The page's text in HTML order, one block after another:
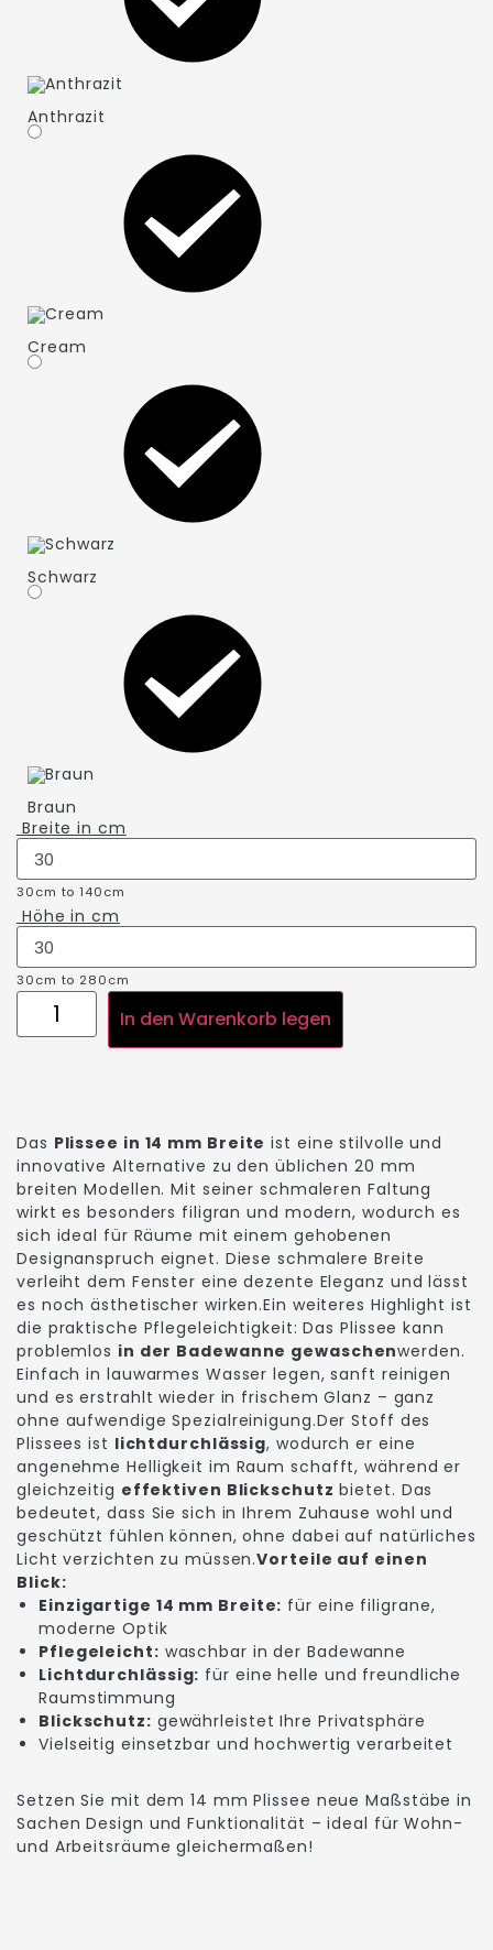
Anthrazit
Cream
Schwarz
Braun
Breite in cm
30cm to 140cm
Höhe incm
30cm to 280cm
In den Warenkorb legen
Das Plissee in 14 mm Breite ist eine stilvolle und
innovative Alternative zu den üblichen 20 mm
breiten Modellen. Mit seiner schmaleren Faltung
wirkt es besonders filigran und modern, wodurch es
sich ideal für Räume mit einem gehobenen
Designanspruch eignet. Diese schmalere Breite
verleiht dem Fenster eine dezente Eleganz und lässt
es noch ästhetischer wirken.Ein weiteres Highlight ist
die praktische Pflegeleichtigkeit: Das Plissee kann
problemlos in der Badewanne gewaschenwerden.
Einfach in lauwarmes Wasser legen, sanft reinigen
und es erstrahlt wieder in frischem Glanz – ganz
ohne aufwendige Spezialreinigung.Der Stoff des
Plissees ist lichtdurchlässig, wodurch er eine
angenehme Helligkeit im Raum schafft, während er
gleichzeitig effektiven Blickschutz bietet. Das
bedeutet, dass Sie sich in Ihrem Zuhause wohl und
geschützt fühlen können, ohne dabei auf natürliches
Licht verzichten zu müssen.Vorteile auf einen
Blick:
Einzigartige 14 mm Breite: für eine filigrane,
moderne Optik
Pflegeleicht: waschbar in der Badewanne
Lichtdurchlässig: für eine helle und freundliche
Raumstimmung
Blickschutz: gewährleistet Ihre Privatsphäre
Vielseitig einsetzbar und hochwertig verarbeitet
Setzen Sie mit dem 14 mm Plissee neue Maßstäbe in
Sachen Design und Funktionalität – ideal für Wohn-
und Arbeitsräume gleichermaßen!